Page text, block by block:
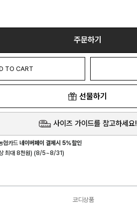
주문하기
TO CART
선물하기
사이즈 가이드를 참고하세요!
협카드네이버페이 결제시 5%할인
최대 8천원) (8/5~8/31)
코디상품